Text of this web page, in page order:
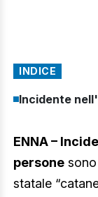
INDICE
Incidente
ENNA –
persone
statale